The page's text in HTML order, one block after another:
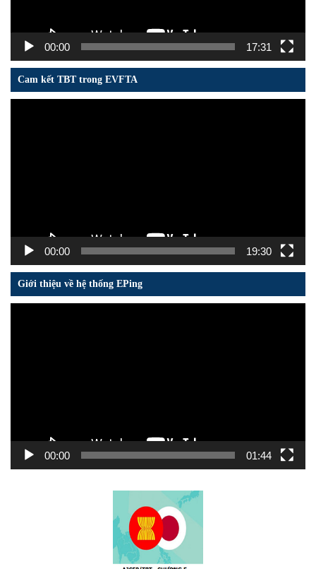
00:00 17:31
Cam kết TBT trong EVFTA
00:00 19:30
Giới thiệu về hệ thống EPing
00:00 01:44